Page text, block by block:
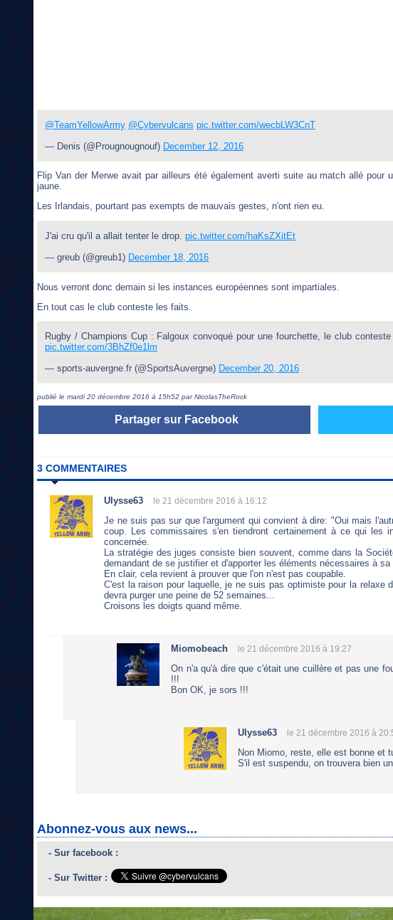
@TeamYellowArmy @Cybervulcans pic.twitter.com/wecbLW3CnT
— Denis (@Prougnougnouf) December 12, 2016
Flip Van der Merwe avait par ailleurs été également averti suite au match allé
jaune.
Les Irlandais, pourtant pas exempts de mauvais gestes, n'ont rien eu.
J'ai cru qu'il a allait tenter le drop. pic.twitter.com/haKsZXitEt
— greub (@greub1) December 18, 2016
Nous verront donc demain si les instances européennes sont impartiales.
En tout cas le club conteste les faits.
Rugby / Champions Cup : Falgoux convoqué pour une fourchette, le club
pic.twitter.com/3BhZf0e1lm
— sports-auvergne.fr (@SportsAuvergne) December 20, 2016
publié le mardi 20 décembre 2016 à 15h52 par NicolasTheRock
Partager sur Facebook
3 COMMENTAIRES
Ulysse63 le 21 décembre 2016 à 16:12
Je ne suis pas sur que l'argument qui convient à dire: "Oui mais
coup. Les commissaires s'en tiendront certainement à ce qui les
concernée.
La stratégie des juges consiste bien souvent, comme dans la
demandant de se justifier et d'apporter les éléments nécessaires à sa
En clair, cela revient à prouver que l'on n'est pas coupable.
C'est la raison pour laquelle, je ne suis pas optimiste pour la relaxe
devra purger une peine de 52 semaines...
Croisons les doigts quand même.
Miomobeach le 21 décembre 2016 à 19:27
On n'a qu'à dire que c'était une cuillère et pas une
!!!
Bon OK, je sors !!!
Ulysse63 le 21 décembre 2016 à
Non Miomo, reste, elle est bonne et
S'il est suspendu, on trouvera bien
Abonnez-vous aux news...
- Sur facebook :
- Sur Twitter :